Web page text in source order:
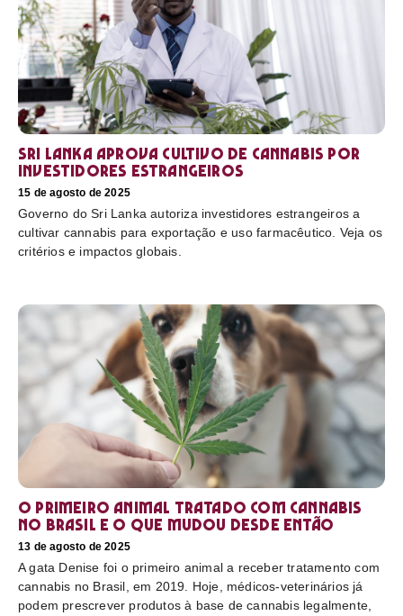
Sri Lanka aprova cultivo de cannabis por
investidores estrangeiros
15 de agosto de 2025
Governo do Sri Lanka autoriza investidores estrangeiros a
cultivar cannabis para exportação e uso farmacêutico. Veja os
critérios e impactos globais.
O primeiro animal tratado com cannabis
no Brasil e o que mudou desde então
13 de agosto de 2025
A gata Denise foi o primeiro animal a receber tratamento com
cannabis no Brasil, em 2019. Hoje, médicos-veterinários já
podem prescrever produtos à base de cannabis legalmente,